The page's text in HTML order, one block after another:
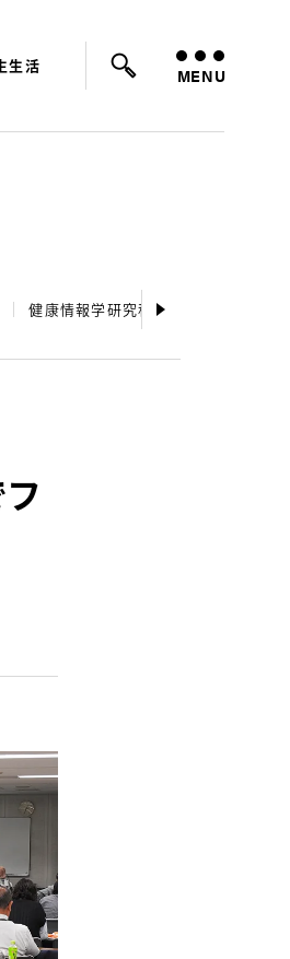
生活
ャンパス MENU
健康情報学研究科ニュース